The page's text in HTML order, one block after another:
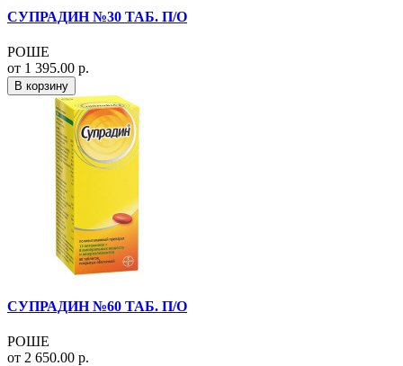
СУПРАДИН №30 ТАБ. П/О
РОШЕ
от 1 395.00 р.
В корзину
СУПРАДИН №60 ТАБ. П/О
РОШЕ
от 2 650.00 р.